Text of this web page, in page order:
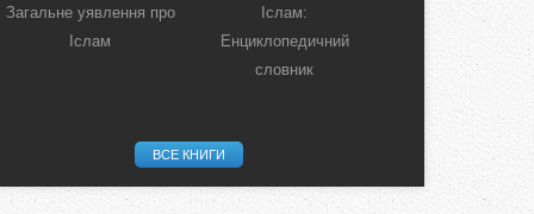
Загальне уявлення про
Іслам
Іслам:
Енциклопедичний
словник
Коран.
мовою
ВСЕ КНИГИ